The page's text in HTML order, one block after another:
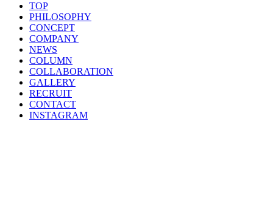
TOP
PHILOSOPHY
CONCEPT
COMPANY
NEWS
COLUMN
COLLABORATION
GALLERY
RECRUIT
CONTACT
INSTAGRAM